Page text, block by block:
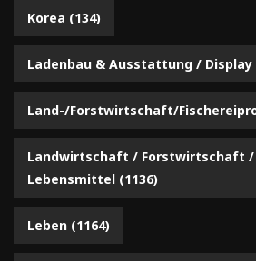
Korea (134)
Ladenbau & Ausstattung / Display
Land-/Forstwirtschaft/
Landwirtschaft / Forstwirtschaft /
Lebensmittel (1136)
Leben (1164)